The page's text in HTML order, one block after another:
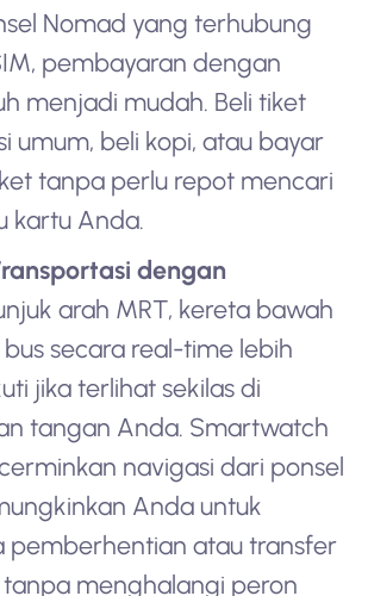
Nomad yang terhubung
pembayaran dengan
menjadi mudah. Beli tiket
umum, beli kopi, atau bayar
tanpa perlu repot mencari
kartu Anda.
dengan
arah MRT, kereta bawah
secara real-time lebih
jika terlihat sekilas di
tangan Anda. Smartwatch
navigasi dari ponsel
Anda untuk
pemberhentian atau transfer
menghalangi peron